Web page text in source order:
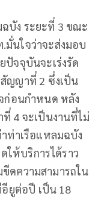
บัง ระยะที่ 3 ขณะ
นใจว่าจะส่งมอบ
จจุบันจะเร่งรัด
ญญาที่ 2 ซึ่งเป็น
ก่อนกำหนด หลัง
4 จะเป็นงานที่ไม่
าท่าเรือแหลมฉบัง
ให้บริการได้ราว
ดความสามารถใน
ยูต่อปี เป็น 18